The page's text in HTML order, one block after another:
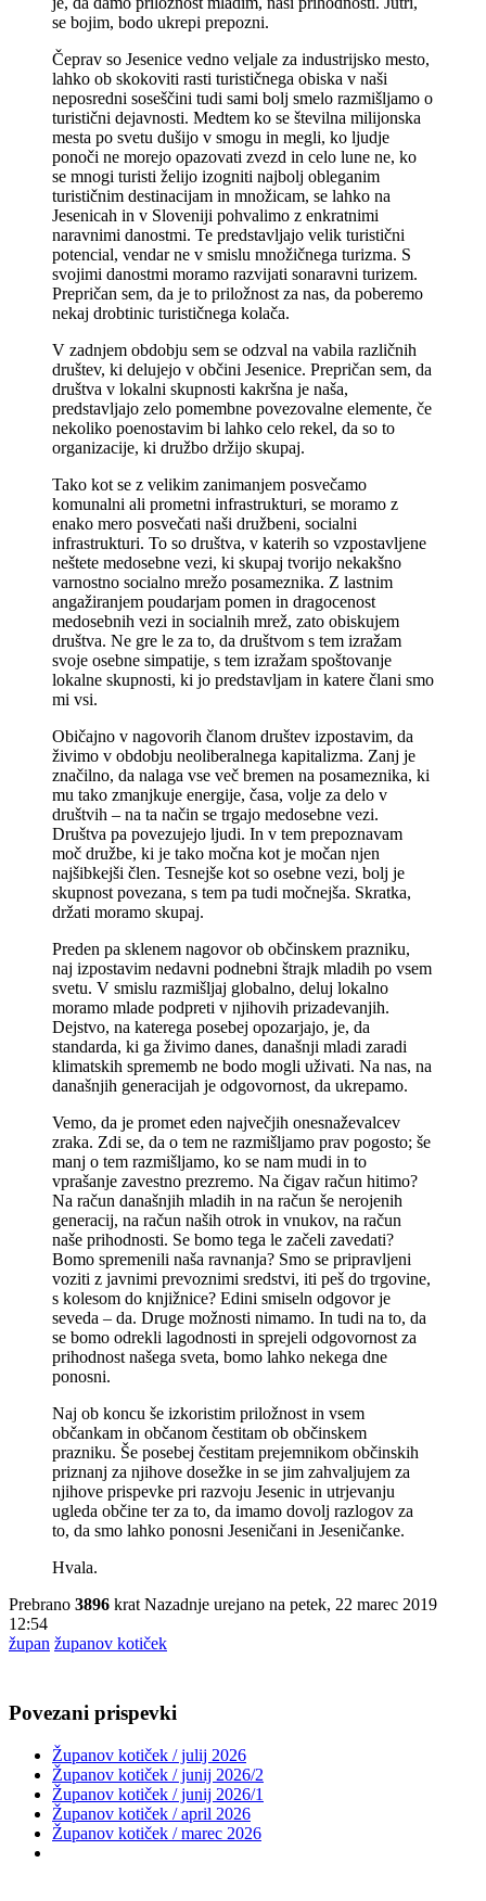
se bojim, bodo ukrepi prepozni.
Čeprav so Jesenice vedno veljale za industrijsko mesto,
lahko ob skokoviti rasti turističnega obiska v naši
neposredni soseščini tudi sami bolj smelo razmišljamo o
turistični dejavnosti. Medtem ko se številna milijonska
mesta po svetu dušijo v smogu in megli, ko ljudje
ponoči ne morejo opazovati zvezd in celo lune ne, ko
se mnogi turisti želijo izogniti najbolj obleganim
turističnim destinacijam in množicam, se lahko na
Jesenicah in v Sloveniji pohvalimo z enkratnimi
naravnimi danostmi. Te predstavljajo velik turistični
potencial, vendar ne v smislu množičnega turizma. S
svojimi danostmi moramo razvijati sonaravni turizem.
Prepričan sem, da je to priložnost za nas, da poberemo
nekaj drobtinic turističnega kolača.
V zadnjem obdobju sem se odzval na vabila različnih
društev, ki delujejo v občini Jesenice. Prepričan sem, da
društva v lokalni skupnosti kakršna je naša,
predstavljajo zelo pomembne povezovalne elemente, če
nekoliko poenostavim bi lahko celo rekel, da so to
organizacije, ki družbo držijo skupaj.
Tako kot se z velikim zanimanjem posvečamo
komunalni ali prometni infrastrukturi, se moramo z
enako mero posvečati naši družbeni, socialni
infrastrukturi. To so društva, v katerih so vzpostavljene
neštete medosebne vezi, ki skupaj tvorijo nekakšno
varnostno socialno mrežo posameznika. Z lastnim
angažiranjem poudarjam pomen in dragocenost
medosebnih vezi in socialnih mrež, zato obiskujem
društva. Ne gre le za to, da društvom s tem izražam
svoje osebne simpatije, s tem izražam spoštovanje
lokalne skupnosti, ki jo predstavljam in katere člani smo
mi vsi.
Običajno v nagovorih članom društev izpostavim, da
živimo v obdobju neoliberalnega kapitalizma. Zanj je
značilno, da nalaga vse več bremen na posameznika, ki
mu tako zmanjkuje energije, časa, volje za delo v
društvih – na ta način se trgajo medosebne vezi.
Društva pa povezujejo ljudi. In v tem prepoznavam
moč družbe, ki je tako močna kot je močan njen
najšibkejši člen. Tesnejše kot so osebne vezi, bolj je
skupnost povezana, s tem pa tudi močnejša. Skratka,
držati moramo skupaj.
Preden pa sklenem nagovor ob občinskem prazniku,
naj izpostavim nedavni podnebni štrajk mladih po vsem
svetu. V smislu razmišljaj globalno, deluj lokalno
moramo mlade podpreti v njihovih prizadevanjih.
Dejstvo, na katerega posebej opozarjajo, je, da
standarda, ki ga živimo danes, današnji mladi zaradi
klimatskih sprememb ne bodo mogli uživati. Na nas, na
današnjih generacijah je odgovornost, da ukrepamo.
Vemo, da je promet eden največjih onesnaževalcev
zraka. Zdi se, da o tem ne razmišljamo prav pogosto; še
manj o tem razmišljamo, ko se nam mudi in to
vprašanje zavestno prezremo. Na čigav račun hitimo?
Na račun današnjih mladih in na račun še nerojenih
generacij, na račun naših otrok in vnukov, na račun
naše prihodnosti. Se bomo tega le začeli zavedati?
Bomo spremenili naša ravnanja? Smo se pripravljeni
voziti z javnimi prevoznimi sredstvi, iti peš do trgovine,
s kolesom do knjižnice? Edini smiseln odgovor je
seveda – da. Druge možnosti nimamo. In tudi na to, da
se bomo odrekli lagodnosti in sprejeli odgovornost za
prihodnost našega sveta, bomo lahko nekega dne
ponosni.
Naj ob koncu še izkoristim priložnost in vsem
občankam in občanom čestitam ob občinskem
prazniku. Še posebej čestitam prejemnikom občinskih
priznanj za njihove dosežke in se jim zahvaljujem za
njihove prispevke pri razvoju Jesenic in utrjevanju
ugleda občine ter za to, da imamo dovolj razlogov za
to, da smo lahko ponosni Jeseničani in Jeseničanke.
Hvala.
Prebrano 3896 krat Nazadnje urejano na petek, 22 marec 2019
12:54
župan županov kotiček
Povezani prispevki
Županov kotiček / julij 2026
Županov kotiček / junij 2026/2
Županov kotiček / junij 2026/1
Županov kotiček / april 2026
Županov kotiček / marec 2026